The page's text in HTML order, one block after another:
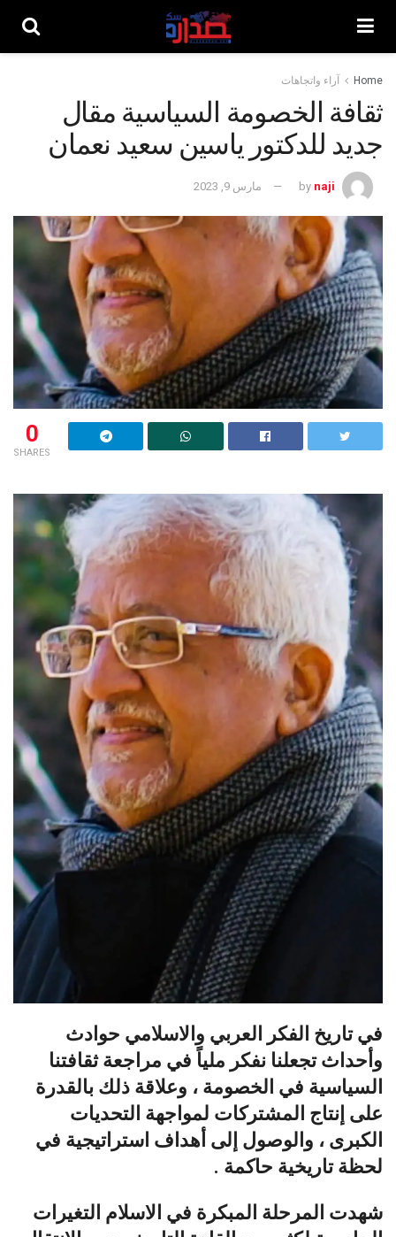
Home آراء واتجاهات
ثقافة الخصومة السياسية مقال
جديد للدكتور ياسين سعيد نعمان
by naji مارس 9, 2023
0
SHARES
في تاريخ الفكر العربي والاسلامي حوادث
وأحداث تجعلنا نفكر ملياً في مراجعة ثقافتنا
السياسية في الخصومة ، وعلاقة ذلك بالقدرة
على إنتاج المشتركات لمواجهة التحديات
الكبرى ، والوصول إلى أهداف استراتيجية في
لحظة تاريخية حاكمة .
شهدت المرحلة المبكرة في الاسلام التغيرات